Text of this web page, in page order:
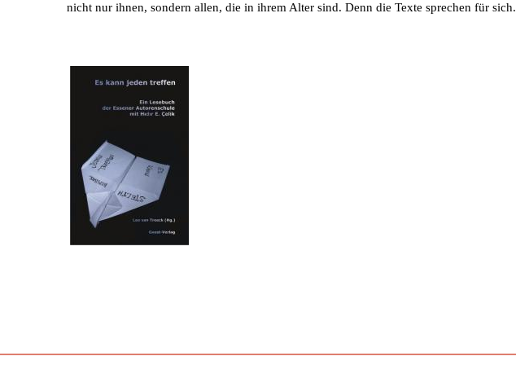
nicht nur ihnen, sondern allen, die in ihrem Alter sind. Denn die Texte sprechen für sich.